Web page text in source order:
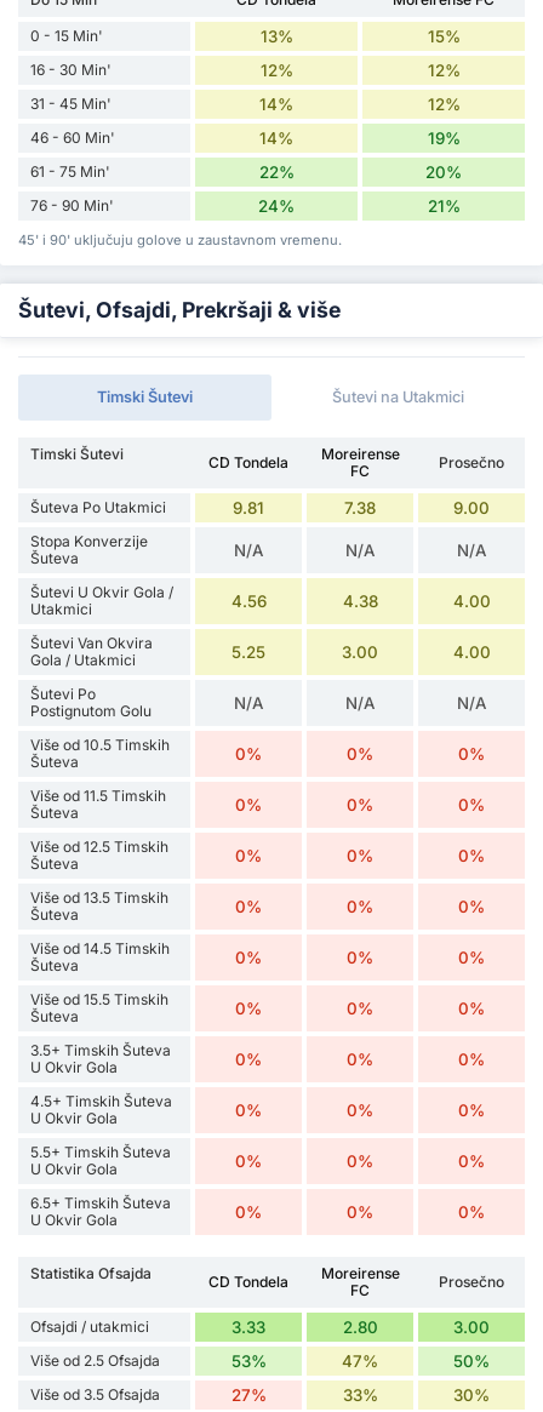
0 - 15 Min'
13% 15%
16 - 30 Min' 12% 12%
31 - 45 Min' 14% 12%
46 - 60 Min' 14% 19%
61 - 75 Min' 22% 20%
76 - 90 Min' 24% 21%
45' i 90' uključuju golove u zaustavnom vremenu.
Šutevi, Ofsajdi, Prekršaji & više
Timski Šutevi Šutevi na Utakmici
Timski Šutevi CD Tondela
Moreirense
FC
Prosečno
Šuteva Po Utakmici 9.81 7.38 9.00
Stopa Konverzije
Šuteva
N/A N/A N/A
Šutevi U Okvir Gola /
Utakmici
4.56 4.38 4.00
Šutevi Van Okvira
Gola / Utakmici
5.25 3.00 4.00
Šutevi Po
Postignutom Golu
N/A N/A N/A
Više od 10.5 Timskih
Šuteva
0% 0% 0%
Više od 11.5 Timskih
Šuteva
0% 0% 0%
Više od 12.5 Timskih
Šuteva
0% 0% 0%
Više od 13.5 Timskih
Šuteva
0% 0% 0%
Više od 14.5 Timskih
Šuteva
0% 0% 0%
Više od 15.5 Timskih
Šuteva
0% 0% 0%
3.5+ Timskih Šuteva
U Okvir Gola
0% 0% 0%
4.5+ Timskih Šuteva
U Okvir Gola
0% 0% 0%
5.5+ Timskih Šuteva
U Okvir Gola
0% 0% 0%
6.5+ Timskih Šuteva
U Okvir Gola
0% 0% 0%
Statistika Ofsajda CD Tondela
Moreirense
FC
Prosečno
Ofsajdi / utakmici 3.33 2.80 3.00
Više od 2.5 Ofsajda 53% 47% 50%
Više od 3.5 Ofsajda 27% 33% 30%